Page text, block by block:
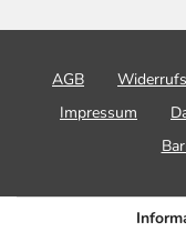
AGB
Impressum